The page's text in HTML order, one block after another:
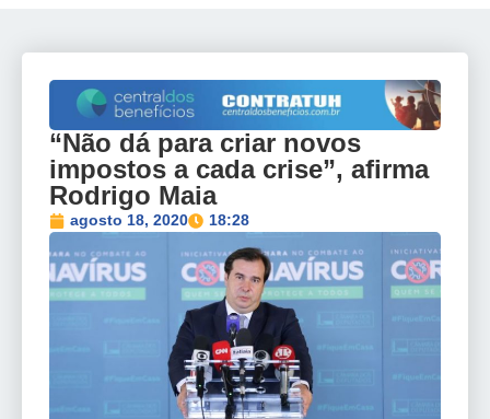
“Não dá para criar novos
impostos a cada crise”, afirma
Rodrigo Maia
agosto 18, 2020 18:28